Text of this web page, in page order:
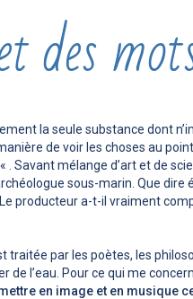
des
la seule substance dont
de voir les choses au
« . Savant mélange d’art et de
sous-marin. Que
producteur a-t-il vraiment
traitée par les poètes, les
l’eau. Pour ce qui me
en image et en musique